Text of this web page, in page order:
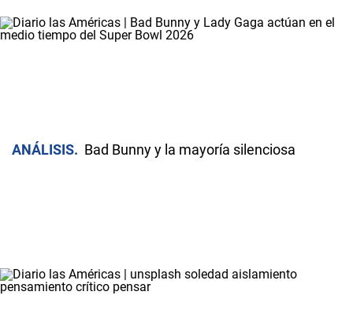
ANÁLISIS Bad Bunny y la mayoría silenciosa